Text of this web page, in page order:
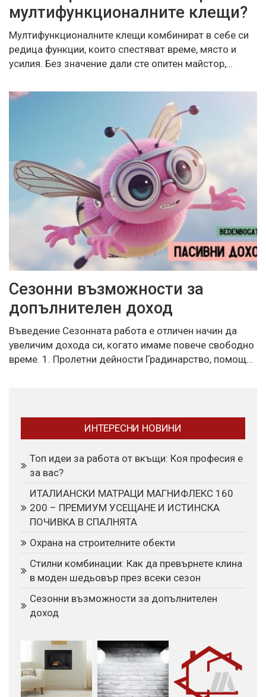
мултифункционалните клещи?
Мултифункционалните клещи комбинират в себе си
редица функции, които спестяват време, място и
усилия. Без значение дали сте опитен майстор,…
Сезонни възможности за
допълнителен доход
Въведение Сезонната работа е отличен начин да
увеличим дохода си, когато имаме повече свободно
време. 1. Пролетни дейности Градинарство, помощ…
ИНТЕРЕСНИ НОВИНИ
Топ идеи за работа от вкъщи: Коя професия е
за вас?
ИТАЛИАНСКИ МАТРАЦИ МАГНИФЛЕКС 160
200 – ПРЕМИУМ УСЕЩАНЕ И ИСТИНСКА
ПОЧИВКА В СПАЛНЯТА
Охрана на строителните обекти
Стилни комбинации: Как да превърнете клина
в моден шедьовър през всеки сезон
Сезонни възможности за допълнителен
доход